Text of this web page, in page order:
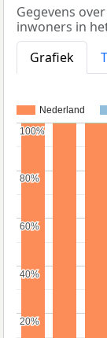
Gegevens
inwoners in
Grafiek
Nederland
20%
20%
40%
40%
60%
60%
80%
80%
100%
100%